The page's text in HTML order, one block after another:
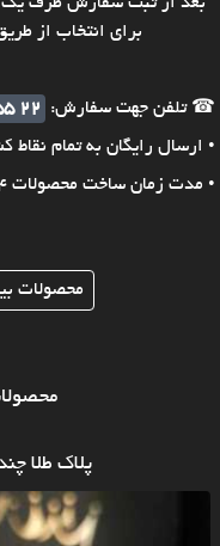
برای انتخاب از
☎ تلفن جهت سفارش:
22
• ارسال رایگان به تمام نقاط
• مدت زمان ساخت محصولات 24 الی 72 ساعت می‌باشد.
محصولات
پلاک طلا